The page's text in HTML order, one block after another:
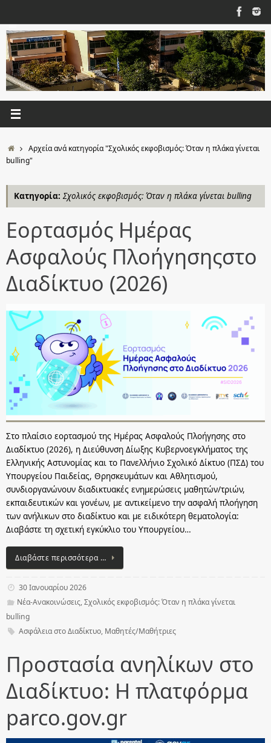
περιεχόμενο
Αρχική
Αρχεία ανά κατηγορία "Σχολικός εκφοβισμός: Όταν η πλάκα γίνεται
bulling"
Κατηγορία:Σχολικός εκφοβισμός: Όταν η πλάκα γίνεται bulling
Εορτασμός Ημέρας
Ασφαλούς Πλοήγησηςστο
Διαδίκτυο (2026)
Στο πλαίσιο εορτασμού της Ημέρας Ασφαλούς Πλοήγησης στο
Διαδίκτυο (2026), η Διεύθυνση Δίωξης Κυβερνοεγκλήματος της
Ελληνικής Αστυνομίας και το Πανελλήνιο Σχολικό Δίκτυο (ΠΣΔ) του
Υπουργείου Παιδείας, Θρησκευμάτων και Αθλητισμού,
συνδιοργανώνουν διαδικτυακές ενημερώσεις μαθητών/τριών,
εκπαιδευτικών και γονέων, με αντικείμενο την ασφαλή πλοήγηση
των ανήλικων στο διαδίκτυο και με ειδικότερη θεματολογία:
Διαβάστε τη σχετική εγκύκλιο του Υπουργείου…
Διαβάστε περισσότερα …
30 Ιανουαρίου 2026
Νέα-Ανακοινώσεις,Σχολικός εκφοβισμός: Όταν η πλάκα γίνεται
bulling
Ασφάλεια στο Διαδίκτυο, Μαθητές/Μαθήτριες
Προστασία ανηλίκων στο
Διαδίκτυο: Η πλατφόρμα
parco.gov.gr